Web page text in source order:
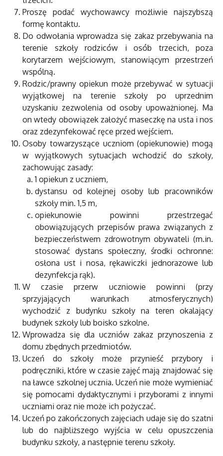
Proszę podać wychowawcy możliwie najszybszą
formę kontaktu.
Do odwołania wprowadza się zakaz przebywania na
terenie szkoły rodziców i osób trzecich, poza
korytarzem wejściowym, stanowiącym przestrzeń
wspólną.
Rodzic/prawny opiekun może przebywać w sytuacji
wyjątkowej na terenie szkoły po uprzednim
uzyskaniu zezwolenia od osoby upoważnionej. Ma
on wtedy obowiązek założyć maseczkę na usta i nos
oraz zdezynfekować ręce przed wejściem.
Osoby towarzyszące uczniom (opiekunowie) mogą
w wyjątkowych sytuacjach wchodzić do szkoły,
zachowując zasady:
1 opiekun z uczniem,
dystansu od kolejnej osoby lub pracowników
szkoły min. 1,5 m,
opiekunowie powinni przestrzegać
obowiązujących przepisów prawa związanych z
bezpieczeństwem zdrowotnym obywateli (m.in.
stosować dystans społeczny, środki ochronne:
osłona ust i nosa, rękawiczki jednorazowe lub
dezynfekcja rąk).
W czasie przerw uczniowie powinni (przy
sprzyjających warunkach atmosferycznych)
wychodzić z budynku szkoły na teren okalający
budynek szkoły lub boisko szkolne.
Wprowadza się dla uczniów zakaz przynoszenia z
domu zbędnych przedmiotów.
Uczeń do szkoły może przynieść przybory i
podręczniki, które w czasie zajęć mają znajdować się
na ławce szkolnej ucznia. Uczeń nie może wymieniać
się pomocami dydaktycznymi i przyborami z innymi
uczniami oraz nie może ich pożyczać.
Uczeń po zakończonych zajęciach udaje się do szatni
lub do najbliższego wyjścia w celu opuszczenia
budynku szkoły, a następnie terenu szkoły.